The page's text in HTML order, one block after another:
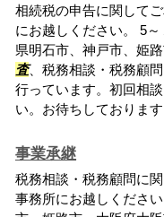
相続税の申告に関して
にお越しください。 5
県明石市、神戸市、姫
査、税務相談・税務顧
行っています。初回相
い。お待ちしております
事業承継
税務相談・税務顧問に
事務所にお越しくださ